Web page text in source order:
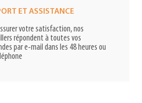
ET ASSISTANCE
votre satisfaction, nos
répondent à toutes vos
par e-mail dans les 48 heures ou